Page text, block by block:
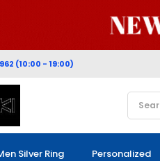
(10:00 - 19:00)
Silver Ring Personalized